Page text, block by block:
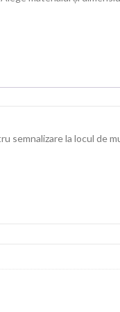
semnalizare la locul de